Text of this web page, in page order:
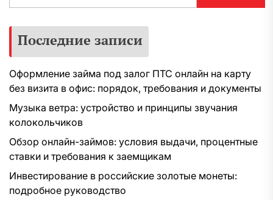
Последние записи
Оформление займа под залог ПТС онлайн на карту
без визита в офис: порядок, требования и документы
Музыка ветра: устройство и принципы звучания
колокольчиков
Обзор онлайн-займов: условия выдачи, процентные
ставки и требования к заемщикам
Инвестирование в российские золотые монеты:
подробное руководство